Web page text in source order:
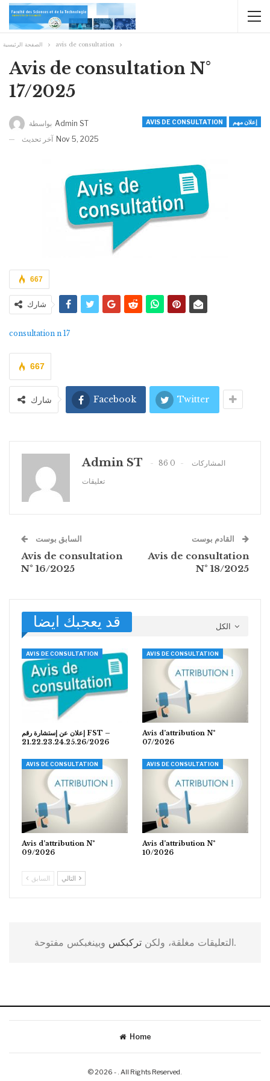
الصفحة الرئيسية avis de consultation
Avis de consultation N°
17/2025
AVIS DE CONSULTATION إعلان مهم
Admin ST
Nov 5, 2025
667
شارك
consultation n 17
667
شارك Facebook Twitter
Admin ST 86 المشاركات
0
تعليقات
السابق بوست
Avis de consultation
N° 16/2025
Avis de consultation
N° 18/2025
قد يعجبك ايضا
AVIS DE CONSULTATION
إعلان عن إستشارة رقم FST –
21.22.23.24.25.26/2026
AVIS DE CONSULTATION
Avis d’attribution N°
07/2026
AVIS DE CONSULTATION
Avis d’attribution N°
09/2026
AVIS DE CONSULTATION
Avis d’attribution N°
10/2026
السابق
التعليقات مغلقة، ولكنتركبكس وبينغبكس مفتوحة.
Home
© 2026 - . All Rights Reserved.